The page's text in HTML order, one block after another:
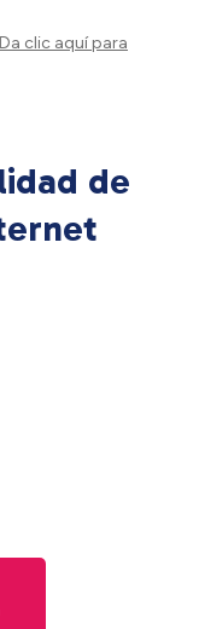
Da clic aquípara
de